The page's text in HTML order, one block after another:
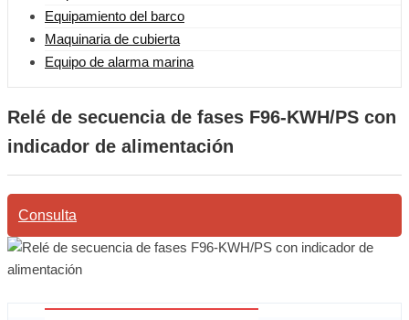
Equipamiento del barco
Maquinaria de cubierta
Equipo de alarma marina
Relé de secuencia de fases F96-KWH/PS con
indicador de alimentación
Consulta